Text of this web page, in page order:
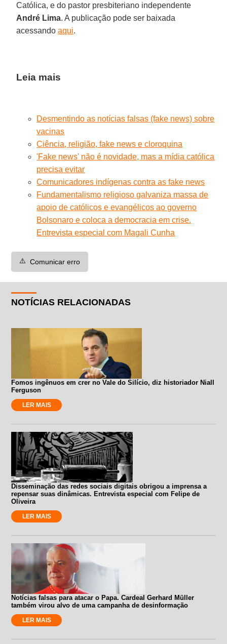
Católica, e do pastor presbiteriano independente
André Lima. A publicação pode ser baixada
acessandoaqui.
Leia mais
Desmentindo as notícias falsas (fake news) sobre
vacinas
Ciência, religião, fake news e cloroquina
'Fake news' não é novidade, mas a mídia católica
precisa evitar
Comunicadores indígenas contra as fake news
Fundamentalismo religioso galvaniza massa de
apoio de católicos e evangélicos ao governo
Bolsonaro e coloca a democracia em crise.
Entrevista especial com Magali Cunha
⚠️ Comunicar erro
NOTÍCIAS RELACIONADAS
Fomos ingênuos em crer no Vale do Silício, diz historiador Niall
Ferguson
LER MAIS
Disseminação das redes sociais digitais obrigou a imprensa a
repensar suas dinâmicas. Entrevista especial com Felipe de
Oliveira
LER MAIS
Notícias falsas para atacar o Papa. Cardeal Gerhard Müller
também virou alvo de uma campanha de desinformação
LER MAIS